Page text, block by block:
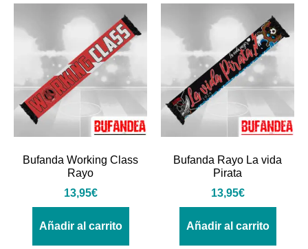
Bufanda Working Class
Rayo
13,95€
Añadir al carrito
Bufanda Rayo La vida
Pirata
13,95€
Añadir al carrito